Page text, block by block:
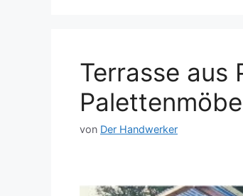
Terrasse aus
von Der Handwerker